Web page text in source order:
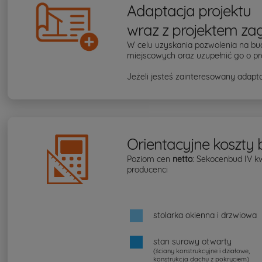
Adaptacja projektu
wraz z projektem
W celu uzyskania pozwolenia na
miejscowych oraz uzupełnić go o
Jeżeli jesteś zainteresowany
Orientacyjne koszty
Poziom cen netto: Sekocenbud IV
producenci
stolarka okienna i drzwiowa
stan surowy otwarty
(ściany konstrukcyjne i działowe,
konstrukcja dachu z pokryciem)